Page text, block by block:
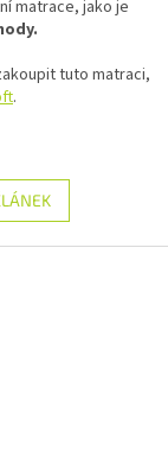
matrace, jako je
tuto matraci,
.